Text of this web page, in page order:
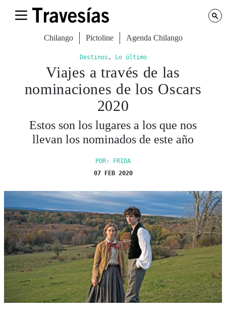
Chilango Pictoline Agenda Chilango
Destinos , Lo último
Viajes a través de las
nominaciones de los Oscars
2020
Estos son los lugares a los que nos
llevan los nominados de este año
POR: FRIDA
07 FEB 2020